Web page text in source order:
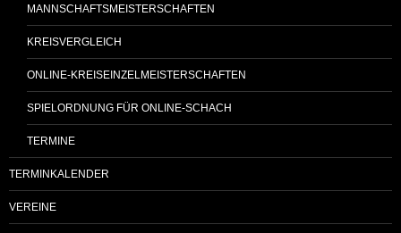
MANNSCHAFTSMEISTERSCHAFTEN
KREISVERGLEICH
ONLINE-KREISEINZELMEISTERSCHAFTEN
SPIELORDNUNG FÜR ONLINE-SCHACH
TERMINE
TERMINKALENDER
VEREINE